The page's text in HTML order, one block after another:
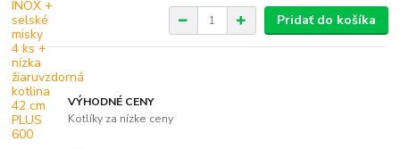
Pridať do košíka
VÝHODNÉ CENY
Kotlíky za nízke ceny